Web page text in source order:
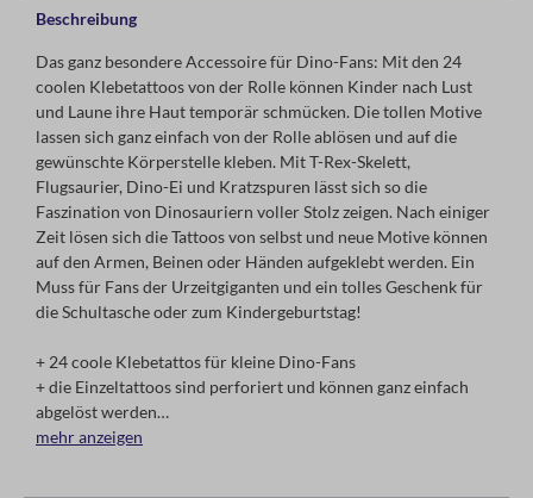
Beschreibung
Das ganz besondere Accessoire für Dino-Fans: Mit den 24
coolen Klebetattoos von der Rolle können Kinder nach Lust
und Laune ihre Haut temporär schmücken. Die tollen Motive
lassen sich ganz einfach von der Rolle ablösen und auf die
gewünschte Körperstelle kleben. Mit T-Rex-Skelett,
Flugsaurier, Dino-Ei und Kratzspuren lässt sich so die
Faszination von Dinosauriern voller Stolz zeigen. Nach einiger
Zeit lösen sich die Tattoos von selbst und neue Motive können
auf den Armen, Beinen oder Händen aufgeklebt werden. Ein
Muss für Fans der Urzeitgiganten und ein tolles Geschenk für
die Schultasche oder zum Kindergeburtstag!
+ 24 coole Klebetattos für kleine Dino-Fans
+ die Einzeltattoos sind perforiert und können ganz einfach
abgelöst werden
+ auf 1 Meter langer Rolle
mehr anzeigen